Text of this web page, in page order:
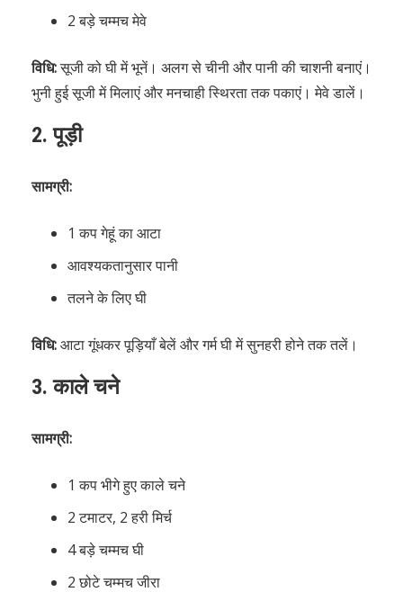
2 बड़े चम्मच मेवे
विधि:सूजी को घी में भूनें। अलग से चीनी और पानी की चाशनी बनाएं।
भुनी हुई सूजी में मिलाएं और मनचाही स्थिरता तक पकाएं। मेवे डालें।
2.पूड़ी
सामग्री:
1 कप गेहूं का आटा
आवश्यकतानुसार पानी
तलने के लिए घी
विधि:आटा गूंधकर पूड़ियाँ बेलें और गर्म घी में सुनहरी होने तक तलें।
3.काले चने
सामग्री:
1 कप भीगे हुए काले चने
2 टमाटर, 2 हरी मिर्च
4 बड़े चम्मच घी
2 छोटे चम्मच जीरा